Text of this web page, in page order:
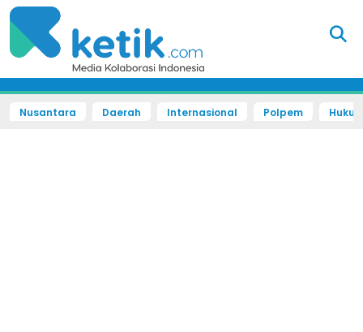
Nusantara Daerah Internasional Polpem